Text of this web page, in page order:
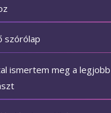
szórólap
ismertem meg a legjobb